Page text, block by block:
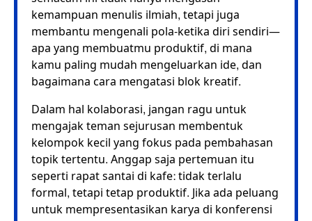
kemampuan menulis ilmiah, tetapi juga
membantu mengenali pola-ketika diri sendiri—
apa yang membuatmu produktif, di mana
kamu paling mudah mengeluarkan ide, dan
bagaimana cara mengatasi blok kreatif.
Dalam hal kolaborasi, jangan ragu untuk
mengajak teman sejurusan membentuk
kelompok kecil yang fokus pada pembahasan
topik tertentu. Anggap saja pertemuan itu
seperti rapat santai di kafe: tidak terlalu
formal, tetapi tetap produktif. Jika ada peluang
untuk mempresentasikan karya di konferensi